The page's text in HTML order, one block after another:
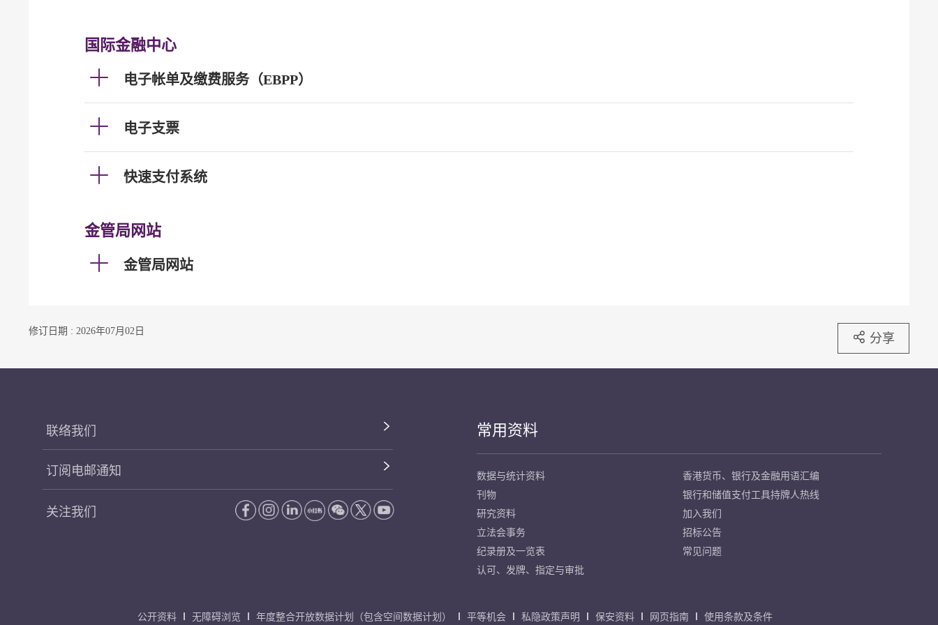
国际金融中心
电子帐单及缴费服务（EBPP）
电子支票
快速支付系统
金管局网站
金管局网站
修订日期 : 2026年07月02日 分享
联络我们
订阅电邮通知
关注我们
常用资料
数据与统计资料
刊物
研究资料
立法会事务
纪录册及一览表
认可、发牌、指定与审批
香港货币、银行及金融用语汇编
银行和储值支付工具持牌人热线
加入我们
招标公告
常见问题
公开资料 无障碍浏览 年度整合开放数据计划（包含空间数据计划） 平等机会 私隐政策声明 保安资料 网页指南 使用条款及条件